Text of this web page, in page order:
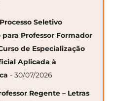
Seletivo
Professor Formador
de Especialização
Aplicada à
- 30/07/2026
Regente – Letras